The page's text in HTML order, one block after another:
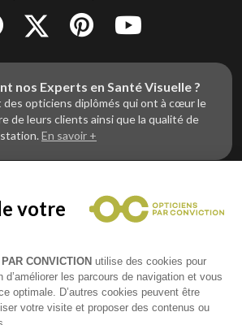
nos Experts en Santé Visuelle ?
des opticiens diplômés qui ont à cœur le
de leurs clients ainsi que la qualité de
En savoir +
un professionnel de la vue et
nous rejoindre ?
Alliance Optic, la centrale d’achats et
des opticiens indépendants
votre
CONVICTION utilise des cookies pour
d’améliorer les parcours de navigation et vous
optimale. D’autres cookies peuvent être
votre visite et proposer des contenus ou